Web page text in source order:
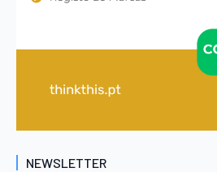
NEWSLETTER